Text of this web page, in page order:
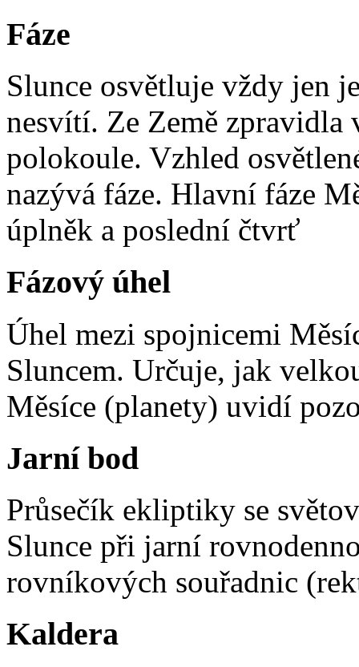
Fáze
Slunce osvětluje vždy jen
nesvítí. Ze Země zpravidla
polokoule. Vzhled
nazývá fáze. Hlavní fáze
úplněk a poslední čtvrť
Fázový úhel
Úhel mezi spojnicemi
Sluncem. Určuje, jak
Měsíce (planety) uvidí
Jarní bod
Průsečík ekliptiky se
Slunce při jarní
rovníkových souřadnic
Kaldera